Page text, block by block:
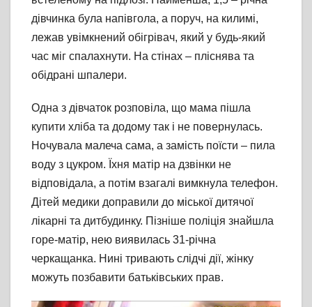
дівчинка була напівгола, а поруч, на килимі,
лежав увімкнений обігрівач, який у будь-який
час міг спалахнути. На стінах – пліснява та
обідрані шпалери.
Одна з дівчаток розповіла, що мама пішла
купити хліба та додому так і не повернулась.
Ночувала малеча сама, а замість поїсти – пила
воду з цукром. Їхня матір на дзвінки не
відповідала, а потім взагалі вимкнула телефон.
Дітей медики доправили до міської дитячої
лікарні та дитбудинку. Пізніше поліція знайшла
горе-матір, нею виявилась 31-річна
черкащанка. Нині тривають слідчі дії, жінку
можуть позбавити батьківських прав.